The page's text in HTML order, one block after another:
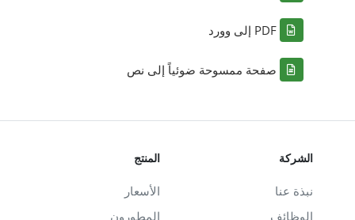
PDF إلى وورد
صفحة ممسوحة ضوئياً إلى نص
الشركة
نبذة عنا
الوظائف
المنتج
الأسعار
المطورون